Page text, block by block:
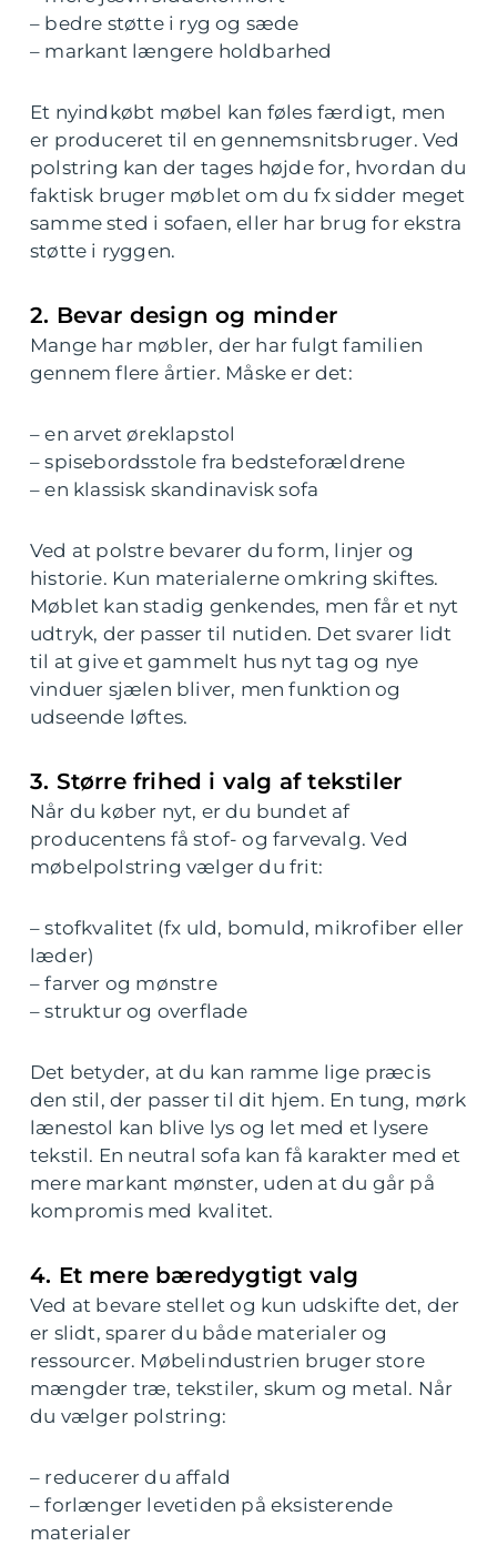
– bedre støtte i ryg og sæde
– markant længere holdbarhed
Et nyindkøbt møbel kan føles færdigt, men
er produceret til en gennemsnitsbruger. Ved
polstring kan der tages højde for, hvordan du
faktisk bruger møblet om du fx sidder meget
samme sted i sofaen, eller har brug for ekstra
støtte i ryggen.
2. Bevar design og minder
Mange har møbler, der har fulgt familien
gennem flere årtier. Måske er det:
– en arvet øreklapstol
– spisebordsstole fra bedsteforældrene
– en klassisk skandinavisk sofa
Ved at polstre bevarer du form, linjer og
historie. Kun materialerne omkring skiftes.
Møblet kan stadig genkendes, men får et nyt
udtryk, der passer til nutiden. Det svarer lidt
til at give et gammelt hus nyt tag og nye
vinduer sjælen bliver, men funktion og
udseende løftes.
3. Større frihed i valg af tekstiler
Når du køber nyt, er du bundet af
producentens få stof- og farvevalg. Ved
møbelpolstring vælger du frit:
– stofkvalitet (fx uld, bomuld, mikrofiber eller
læder)
– farver og mønstre
– struktur og overflade
Det betyder, at du kan ramme lige præcis
den stil, der passer til dit hjem. En tung, mørk
lænestol kan blive lys og let med et lysere
tekstil. En neutral sofa kan få karakter med et
mere markant mønster, uden at du går på
kompromis med kvalitet.
4. Et mere bæredygtigt valg
Ved at bevare stellet og kun udskifte det, der
er slidt, sparer du både materialer og
ressourcer. Møbelindustrien bruger store
mængder træ, tekstiler, skum og metal. Når
du vælger polstring:
– reducerer du affald
– forlænger levetiden på eksisterende
materialer